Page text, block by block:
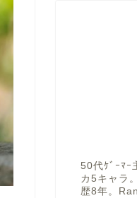
50代ｹﾞｰﾏｰ
カ5キャラ
歴8年。